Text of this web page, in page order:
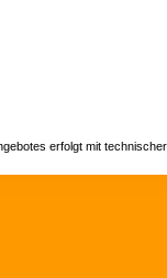
erfolgt mit